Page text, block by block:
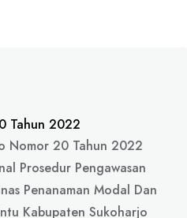
Tahun 2022
Nomor 20 Tahun 2022
Prosedur Pengawasan
Penanaman Modal Dan
Kabupaten Sukoharjo